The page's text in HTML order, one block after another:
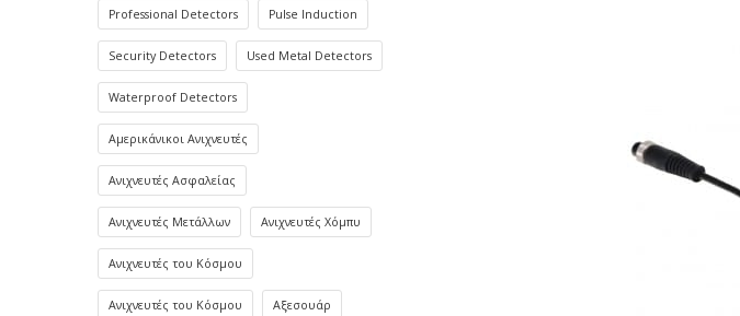
Professional Detectors Pulse Induction
Security Detectors Used Metal Detectors
Waterproof Detectors
Αμερικάνικοι Ανιχνευτές
Ανιχνευτές Ασφαλείας
Ανιχνευτές Μετάλλων Ανιχνευτές Χόμπυ
Ανιχνευτές του Κόσμου
Ανιχνευτές του Κόσμου Αξεσουάρ